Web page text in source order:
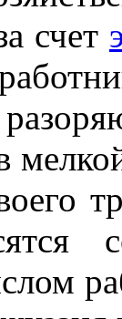
счет